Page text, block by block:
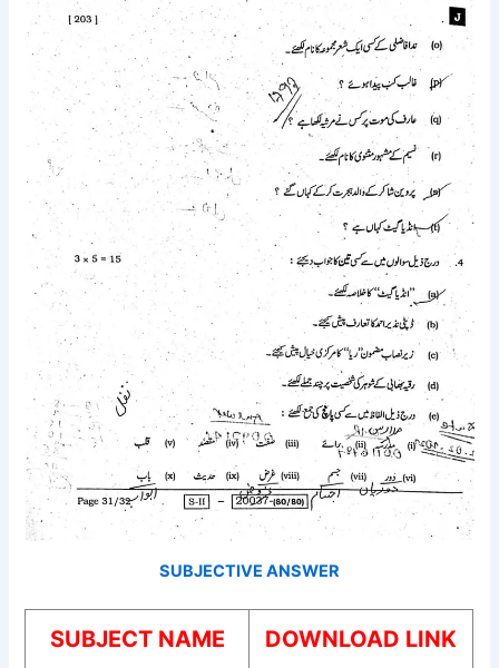
SUBJECTIVE ANSWER
SUBJECT NAME DOWNLOAD LINK